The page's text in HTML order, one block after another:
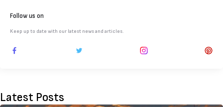
Follow us on
Keep up to date with our latest news and articles.
Latest Posts